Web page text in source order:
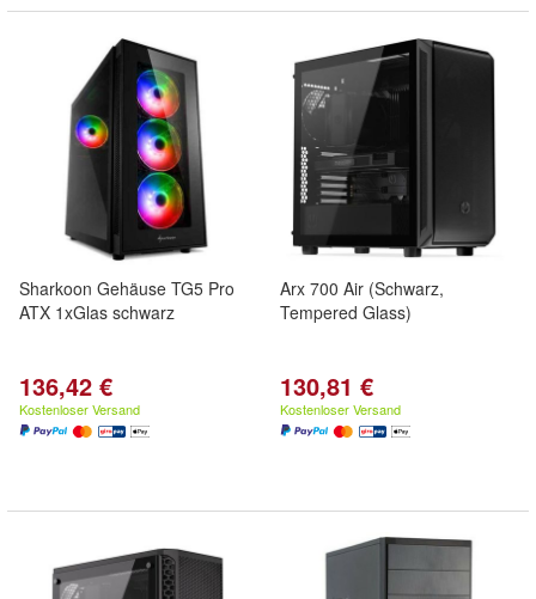
Sharkoon Gehäuse TG5 Pro
ATX 1xGlas schwarz
136,42 €
Kostenloser Versand
Arx 700 Air (Schwarz,
Tempered Glass)
130,81 €
Kostenloser Versand